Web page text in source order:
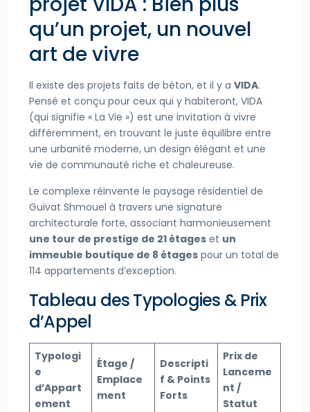
qu’un projet, un nouvel
art de vivre
Il existe des projets faits de béton, et il y a VIDA.
Pensé et conçu pour ceux qui y habiteront, VIDA
(qui signifie « La Vie ») est une invitation à vivre
différemment, en trouvant le juste équilibre entre
une urbanité moderne, un design élégant et une
vie de communauté riche et chaleureuse.
Le complexe réinvente le paysage résidentiel de
Guivat Shmouel à travers une signature
architecturale forte, associant harmonieusement
une tour de prestige de 21 étages et un
immeuble boutique de 8 étages pour un total de
114 appartements d’exception.
Tableau des Typologies & Prix
d’Appel
Typologi
e
d’Appart
ement
Étage /
Emplace
ment
Descripti
f & Points
Forts
Prix de
Lanceme
nt /
Statut